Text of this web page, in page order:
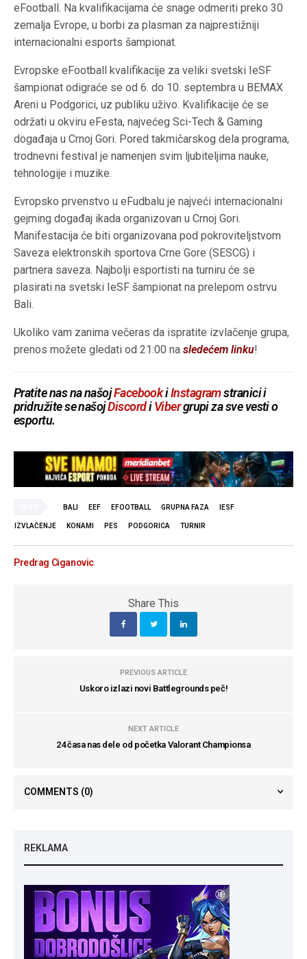
eFootball. Na kvalifikacijama će snage odmeriti preko 30
zemalja Evrope, u borbi za plasman za najprestižniji
internacionalni esports šampionat.
Evropske eFootball kvalifikacije za veliki svetski IeSF
šampionat odigraće se od 6. do 10. septembra u BEMAX
Areni u Podgorici, uz publiku uživo. Kvalifikacije će se
održati u okviru eFesta, najvećeg Sci-Tech & Gaming
događaja u Crnoj Gori. Pored takmičarskog dela programa,
trodnevni festival je namenjen svim ljubiteljima nauke,
tehnologije i muzike.
Evropsko prvenstvo u eFudbalu je najveći internacionalni
gejming događaj ikada organizovan u Crnoj Gori.
Manifestacija će biti organizovana pod pokroviteljstvom
Saveza elektronskih sportova Crne Gore (SESCG) i
partnera saveza. Najbolji esportisti na turniru će se
plasirati na svetski IeSF šampionat na prelepom ostrvu
Bali.
Ukoliko vam zanima večeras da ispratite izvlačenje grupa,
prenos možete gledati od 21:00 nasledećem linku!
Pratite nas na našojFacebookiInstagramstranici i
pridružite se našojDiscordiVibergrupi za sve vesti o
esportu.
BALI EEF EFOOTBALL GRUPNA FAZA IESF
IZVLAČENJE KONAMI PES PODGORICA TURNIR
Predrag Ciganovic
Share This
PREVIOUS ARTICLE
Uskoro izlazi novi Battlegrounds peč!
NEXT ARTICLE
24 časa nas dele od početka Valorant Championsa
COMMENTS (0)
REKLAMA